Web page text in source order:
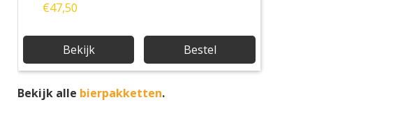
€47,50
Bekijk Bestel
Bekijk alle bierpakketten.